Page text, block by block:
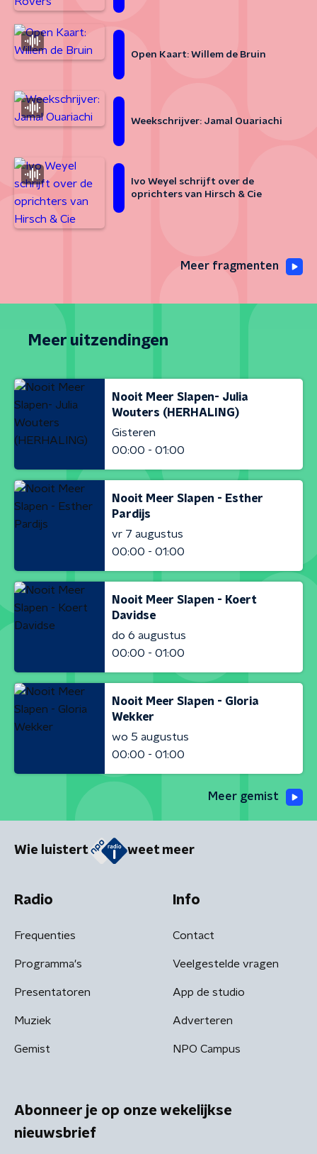
Open Kaart: Willem de Bruin
Weekschrijver: Jamal Ouariachi
Ivo Weyel schrijft over de
oprichters van Hirsch & Cie
Meer fragmenten
Meer uitzendingen
Nooit Meer Slapen- Julia
Wouters (HERHALING)
Gisteren
00:00 - 01:00
Nooit Meer Slapen - Esther
Pardijs
vr 7 augustus
00:00 - 01:00
Nooit Meer Slapen - Koert
Davidse
do 6 augustus
00:00 - 01:00
Nooit Meer Slapen - Gloria
Wekker
wo 5 augustus
00:00 - 01:00
Meer gemist
Wie luistert weet meer
Radio
Frequenties
Programma's
Presentatoren
Muziek
Gemist
Info
Contact
Veelgestelde vragen
App de studio
Adverteren
NPO Campus
Abonneer je op onze wekelijkse
nieuwsbrief